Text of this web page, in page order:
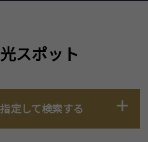
スポット
定して検索する